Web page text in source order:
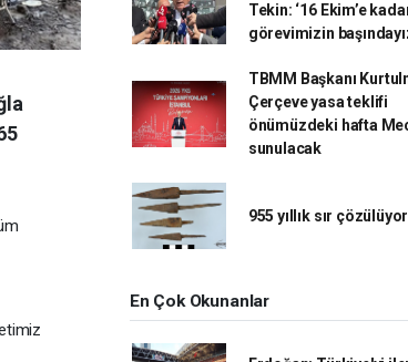
Tekin: ‘16 Ekim’e
görevimizin
TBMM Başkanı
Çerçeve yasa teklifi
önümüzdeki hafta
sunulacak
955 yıllık sır çözülüyor
En Çok Okunanlar